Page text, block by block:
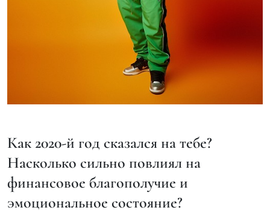
Как 2020-й год сказался на тебе?
Насколько сильно повлиял на
финансовое благополучие и
эмоциональное состояние?